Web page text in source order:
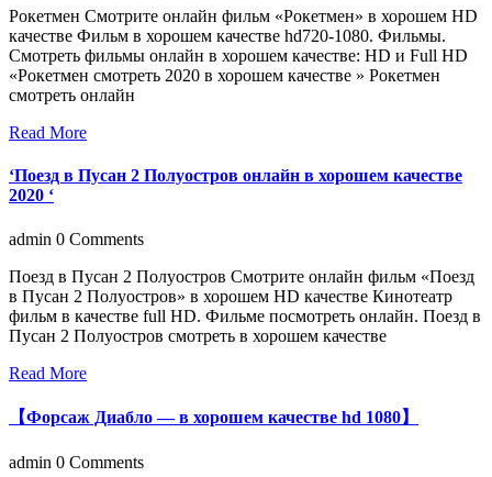
Рокетмен Смотрите онлайн фильм «Рокетмен» в хорошем HD
качестве Фильм в хорошем качестве hd720-1080. Фильмы.
Смотреть фильмы онлайн в хорошем качестве: HD и Full HD
«Рокетмен смотреть 2020 в хорошем качестве » Рокетмен
смотреть онлайн
Read More
‘Поезд в Пусан 2 Полуостров онлайн в хорошем качестве
2020 ‘
admin 0 Comments
Поезд в Пусан 2 Полуостров Смотрите онлайн фильм «Поезд
в Пусан 2 Полуостров» в хорошем HD качестве Кинотеатр
фильм в качестве full HD. Фильме посмотреть онлайн. Поезд в
Пусан 2 Полуостров смотреть в хорошем качестве
Read More
【Форсаж Диабло — в хорошем качестве hd 1080】
admin 0 Comments